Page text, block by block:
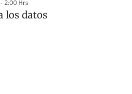
2:00 Hrs
los datos